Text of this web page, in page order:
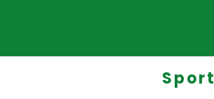
Sport